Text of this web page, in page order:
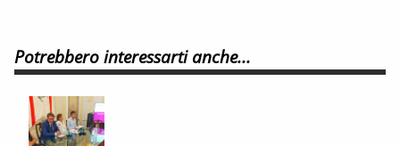
Potrebbero interessarti anche...